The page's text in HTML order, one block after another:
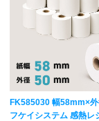
FK585030 幅58mm×
フケイシステム 感熱レ